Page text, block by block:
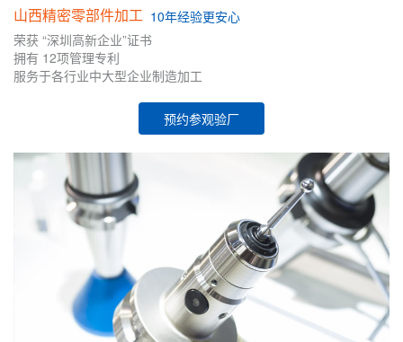
山西精密零部件加工 10年经验更安心
荣获 “深圳高新企业”证书
拥有 12项管理专利
服务于各行业中大型企业制造加工
预约参观验厂